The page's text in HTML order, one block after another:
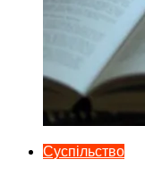
Суспільство